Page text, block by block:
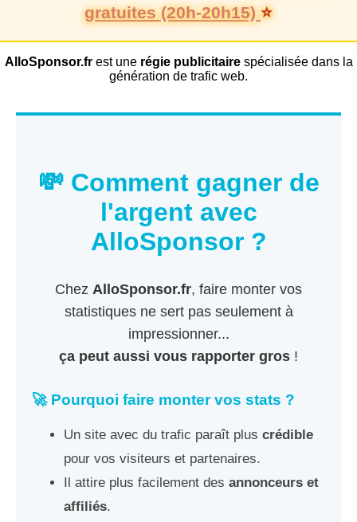
gratuites (20h-20h15)⭐
AlloSponsor.frest une régie publicitairespécialisée dans la
génération de trafic web.
💸 Comment gagner de
l'argent avec
AlloSponsor ?
Chez AlloSponsor.fr, faire monter vos
statistiques ne sert pas seulement à
impressionner...
ça peut aussi vous rapporter gros !
🚀 Pourquoi faire monter vos stats ?
Un site avec du trafic paraît plus crédible
pour vos visiteurs et partenaires.
Il attire plus facilement des annonceurs et
affiliés.